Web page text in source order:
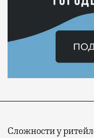
Сложности у